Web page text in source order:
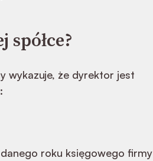
wykazuje, że dyrektor jest
roku księgowego firmy